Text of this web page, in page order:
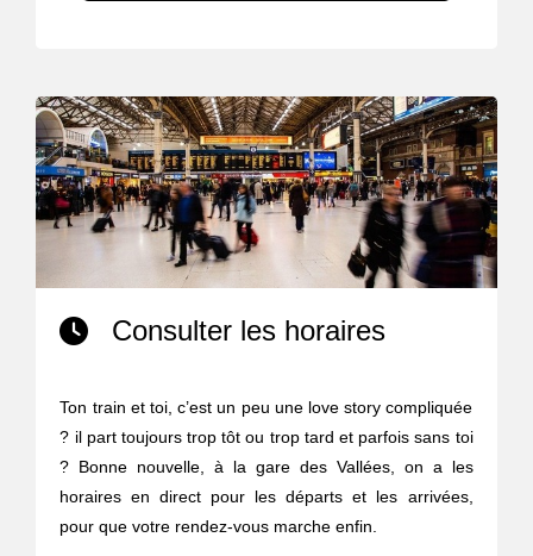
Consulter les horaires
Ton train et toi, c’est un peu une love story compliquée
? il part toujours trop tôt ou trop tard et parfois sans toi
? Bonne nouvelle, à la gare des Vallées, on a les
horaires en direct pour les départs et les arrivées,
pour que votre rendez-vous marche enfin.